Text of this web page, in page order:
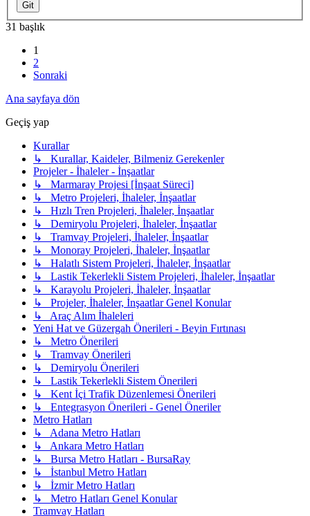
31 başlık
1
2
Sonraki
Ana sayfaya dön
Geçiş yap
Kurallar
↳ Kurallar, Kaideler, Bilmeniz Gerekenler
Projeler - İhaleler - İnşaatlar
↳ Marmaray Projesi [İnşaat Süreci]
↳ Metro Projeleri, İhaleler, İnşaatlar
↳ Hızlı Tren Projeleri, İhaleler, İnşaatlar
↳ Demiryolu Projeleri, İhaleler, İnşaatlar
↳ Tramvay Projeleri, İhaleler, İnşaatlar
↳ Monoray Projeleri, İhaleler, İnşaatlar
↳ Halatlı Sistem Projeleri, İhaleler, İnşaatlar
↳ Lastik Tekerlekli Sistem Projeleri, İhaleler, İnşaatlar
↳ Karayolu Projeleri, İhaleler, İnşaatlar
↳ Projeler, İhaleler, İnşaatlar Genel Konular
↳ Araç Alım İhaleleri
Yeni Hat ve Güzergah Önerileri - Beyin Fırtınası
↳ Metro Önerileri
↳ Tramvay Önerileri
↳ Demiryolu Önerileri
↳ Lastik Tekerlekli Sistem Önerileri
↳ Kent İçi Trafik Düzenlemesi Önerileri
↳ Entegrasyon Önerileri - Genel Öneriler
Metro Hatları
↳ Adana Metro Hatları
↳ Ankara Metro Hatları
↳ Bursa Metro Hatları - BursaRay
↳ İstanbul Metro Hatları
↳ İzmir Metro Hatları
↳ Metro Hatları Genel Konular
Tramvay Hatları